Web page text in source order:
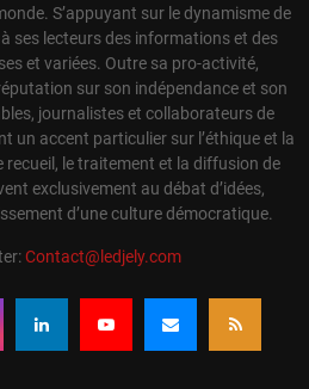
S’appuyant sur le dynamisme de
ses lecteurs des informations et des
et variées. Outre sa pro-activité,
sur son indépendance et son
journalistes et collaborateurs de
un accent particulier sur l’éthique et la
recueil, le traitement et la diffusion de
exclusivement au débat d’idées,
d’une culture démocratique.
Contact@ledjely.com